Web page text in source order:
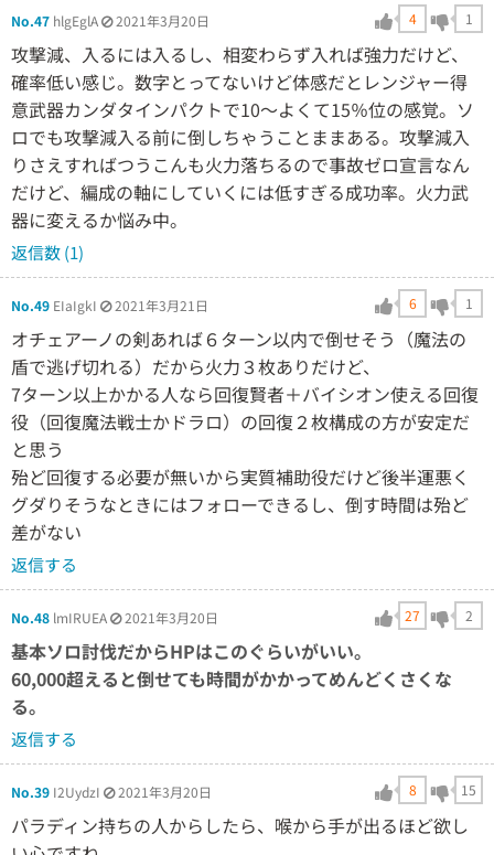
No.47 hlgEglA 2021年3月20日 4 1
攻撃減、入るには入るし、相変わらず入れば強力だけど、
確率低い感じ。数字とってないけど体感だとレンジャー得
意武器カンダタインパクトで10～よくて15％位の感覚。ソ
ロでも攻撃減入る前に倒しちゃうことままある。攻撃減入
りさえすればつうこんも火力落ちるので事故ゼロ宣言なん
だけど、編成の軸にしていくには低すぎる成功率。火力武
器に変えるか悩み中。
返信数 (1)
No.49 EIaIgkI 2021年3月21日 6 1
オチェアーノの剣あれば６ターン以内で倒せそう（魔法の
盾で逃げ切れる）だから火力３枚ありだけど、
7ターン以上かかる人なら回復賢者＋バイシオン使える回復
役（回復魔法戦士かドラロ）の回復２枚構成の方が安定だ
と思う
殆ど回復する必要が無いから実質補助役だけど後半運悪く
グダりそうなときにはフォローできるし、倒す時間は殆ど
差がない
返信する
No.48 lmIRUEA 2021年3月20日 27 2
基本ソロ討伐だからHPはこのぐらいがいい。
60,000超えると倒せても時間がかかってめんどくさくな
る。
返信する
No.39 I2UydzI 2021年3月20日 8 15
パラディン持ちの人からしたら、喉から手が出るほど欲し